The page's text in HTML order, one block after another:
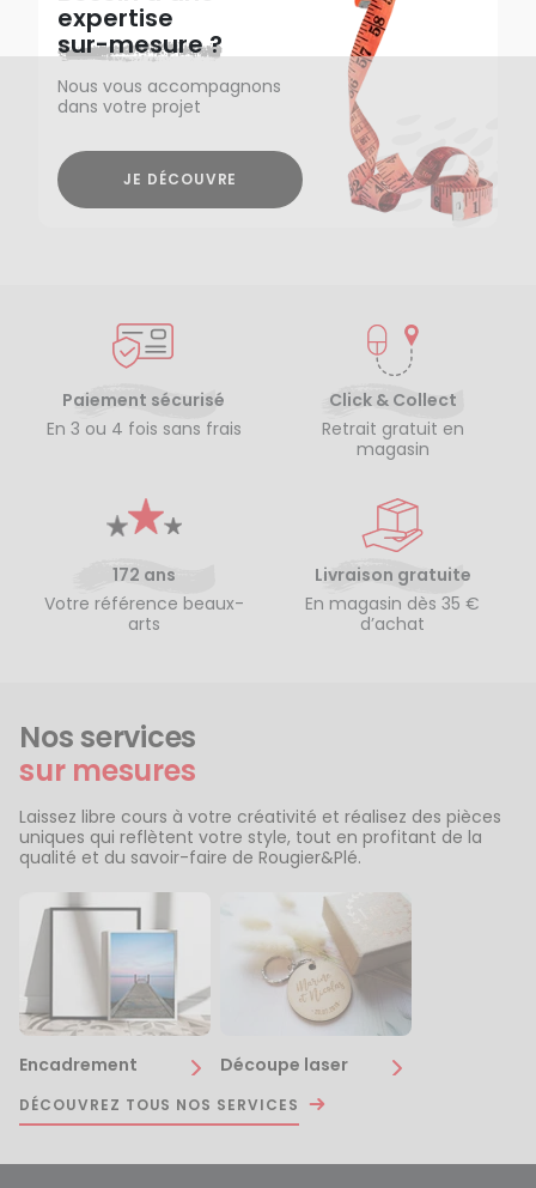
expertise
sur-mesure ?
Nous vous accompagnons
dans votre projet
JE DÉCOUVRE
Paiement sécurisé
En 3 ou 4 fois sans frais
Click & Collect
Retrait gratuit en
magasin
172 ans
Votre référence beaux-
arts
Livraison gratuite
En magasin dès 35 €
d’achat
Nos services
sur mesures
Laissez libre cours à votre créativité et réalisez des pièces
uniques qui reflètent votre style, tout en profitant de la
qualité et du savoir-faire de Rougier&Plé.
Encadrement Découpe laser
DÉCOUVREZ TOUS NOS SERVICES